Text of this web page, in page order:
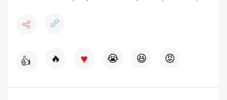
👍 🔥 ♥ 😭 😆 😡